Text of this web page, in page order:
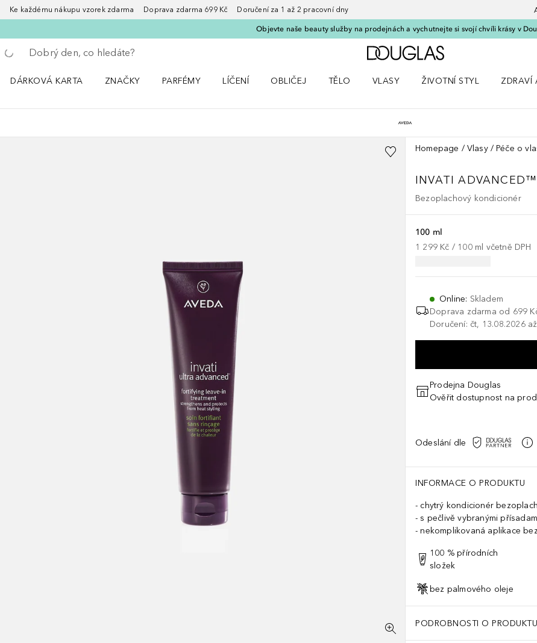
Ke každému nákupu vzorek zdarma Doprava zdarma 699 Kč Doručení za 1 až 2 pracovní dny
Objevte naše beauty služby na prodejnách a vychutnejte si svojí chvíli krásy v
Vraťte se
Proveďte vyhledávání
Domů
DÁRKOVÁ KARTA
ZNAČKY
PARFÉMY
LÍČENÍ
OBLIČEJ
TĚLO
VLASY
ŽIVOTNÍ STYL
ZDRAVÍ
Homepage Vlasy Péče o
INVATI ADVANCED™
Bezoplachový kondicionér
100 ml
1 299 Kč / 100 ml včetně DPH
Online: Skladem
Doprava zdarma od 699
Doručení: čt, 13.08.2026
Prodejna Douglas
Ověřit dostupnost na
Odeslání dle
INFORMACE O PRODUKTU
chytrý kondicionér
s pečlivě vybranými
nekomplikovaná aplikace
100 % přírodních
složek
bez palmového oleje
PODROBNOSTI O PRODUKTU